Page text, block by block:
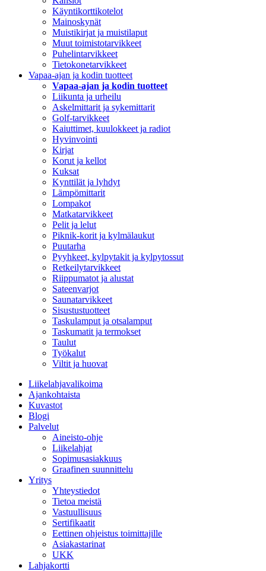
Käyntikorttikotelot
Mainoskynät
Muistikirjat ja muistilaput
Muut toimistotarvikkeet
Puhelintarvikkeet
Tietokonetarvikkeet
Vapaa-ajan ja kodin tuotteet
Vapaa-ajan ja kodin tuotteet
Liikunta ja urheilu
Askelmittarit ja sykemittarit
Golf-tarvikkeet
Kaiuttimet, kuulokkeet ja radiot
Hyvinvointi
Kirjat
Korut ja kellot
Kuksat
Kynttilät ja lyhdyt
Lämpömittarit
Lompakot
Matkatarvikkeet
Pelit ja lelut
Piknik-korit ja kylmälaukut
Puutarha
Pyyhkeet, kylpytakit ja kylpytossut
Retkeilytarvikkeet
Riippumatot ja alustat
Sateenvarjot
Saunatarvikkeet
Sisustustuotteet
Taskulamput ja otsalamput
Taskumatit ja termokset
Taulut
Työkalut
Viltit ja huovat
Liikelahjavalikoima
Ajankohtaista
Kuvastot
Blogi
Palvelut
Aineisto-ohje
Liikelahjat
Sopimusasiakkuus
Graafinen suunnittelu
Yritys
Yhteystiedot
Tietoa meistä
Vastuullisuus
Sertifikaatit
Eettinen ohjeistus toimittajille
Asiakastarinat
UKK
Lahjakortti